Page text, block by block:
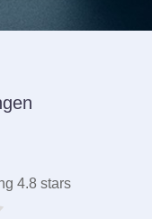
4.8 stars